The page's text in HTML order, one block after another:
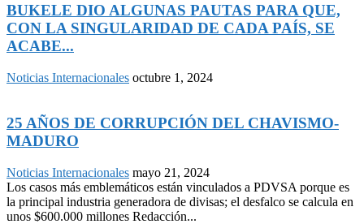
BUKELE DIO ALGUNAS PAUTAS PARA QUE,
CON LA SINGULARIDAD DE CADA PAÍS, SE
ACABE...
Noticias Internacionales octubre 1, 2024
25 AÑOS DE CORRUPCIÓN DEL CHAVISMO-
MADURO
Noticias Internacionales mayo 21, 2024
Los casos más emblemáticos están vinculados a PDVSA porque es
la principal industria generadora de divisas; el desfalco se calcula en
unos $600.000 millones Redacción...